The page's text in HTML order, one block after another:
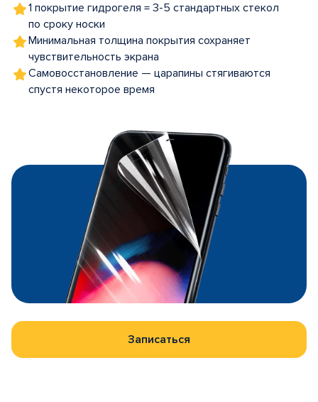
1 покрытие гидрогеля = 3-5 стандартных стекол
по сроку носки
Минимальная толщина покрытия сохраняет
чувствительность экрана
Самовосстановление — царапины стягиваются
спустя некоторое время
Записаться